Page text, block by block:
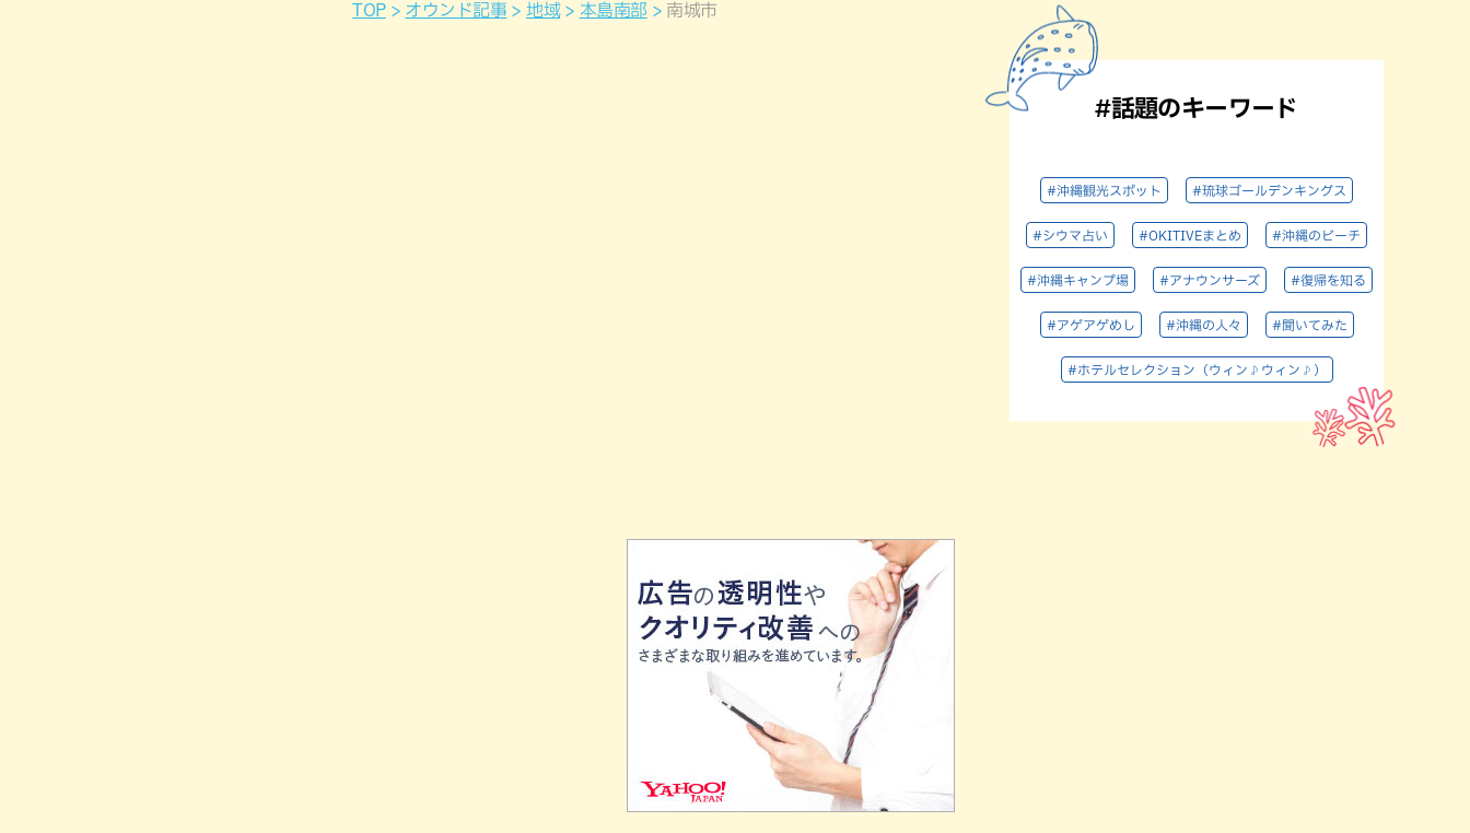
TOP オウンド記事 地域 本島南部 南城市
#話題のキーワード
#沖縄観光スポット #琉球ゴールデンキングス
#シウマ占い #OKITIVEまとめ #沖縄のビーチ
#沖縄キャンプ場 #アナウンサーズ #復帰を知る
#アゲアゲめし #沖縄の人々 #聞いてみた
#ホテルセレクション（ウィン♪ウィン♪）